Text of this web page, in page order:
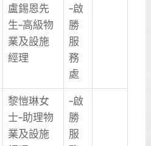
盧錫恩先
生–高級物
業及設施
經理
–啟
勝
服
務
處
黎愷琳女
士–助理物
業及設施
–啟
勝
服